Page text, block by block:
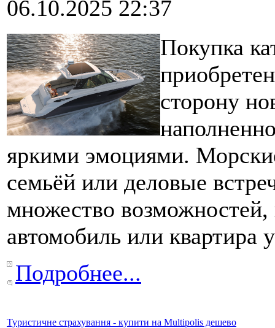
06.10.2025 22:37
Покупка
сторону
яркими эмоциями.
семьёй или деловые
множество возможностей,
автомобиль или квартира
Подробнее...
Туристичне страхування - купити на Multipolis дешево